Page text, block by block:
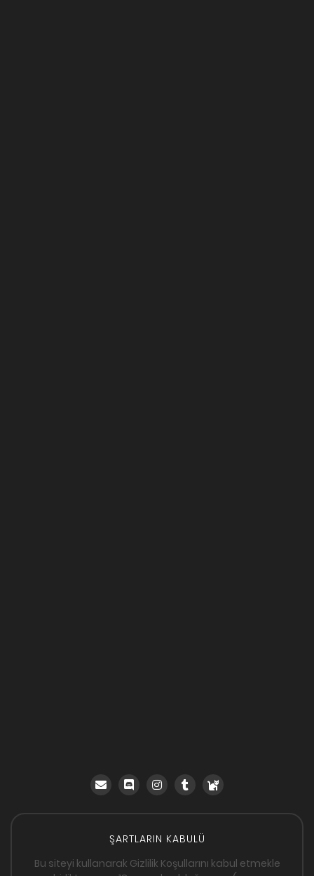
ŞARTLARIN KABULÜ
Bu siteyi kullanarak Gizlilik Koşullarını kabul etmekle